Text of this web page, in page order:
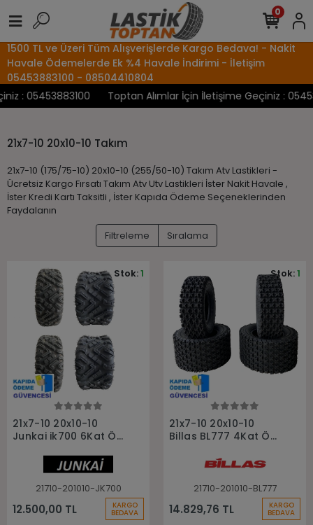
1500 TL ve Üzeri Tüm Alışverişlerde Kargo Bedava! - Nakit
Havale Ödemelerde Ek %4 Havale İndirimi - İletişim
05453883100 - 08504410804
: 05453883100
Toptan Alımlar İçin İletişime Geçiniz :
0
21x7-10 20x10-10 Takım
21x7-10 (175/75-10) 20x10-10 (255/50-10) Takım Atv Lastikleri -
Ücretsiz Kargo Fırsatı Takım Atv Utv Lastikleri İster Nakit Havale ,
İster Kredi Kartı Taksitli , İster Kapıda Ödeme Seçeneklerinden
Faydalanın
Filtreleme
Sıralama
21x7-10 20x10-10
Junkai jk700 6Kat Ön
21710-201010-JK700
12.500,00 TL KARGO
BEDAVA
Stok:1
21x7-10 20x10-10
Billas BL777 4Kat Ön
21710-201010-BL777
14.829,76 TL KARGO
BEDAVA
Stok:1